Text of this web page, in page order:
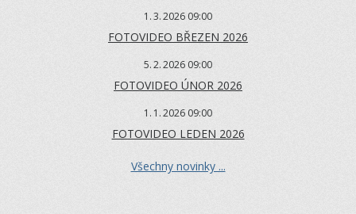
1.3.2026 09:00
FOTOVIDEO BŘEZEN 2026
5.2.2026 09:00
FOTOVIDEO ÚNOR 2026
1. 1.2026 09:00
FOTOVIDEO LEDEN 2026
Všechny novinky ...